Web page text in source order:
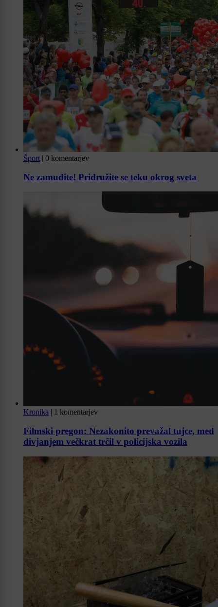
Šport | 0 komentarjev
Ne zamudite! Pridružite se teku okrog sveta
Kronika | 1 komentarjev
Filmski pregon: Nezakonito prevažal tujce, med
divjanjem večkrat trčil v policijska vozila